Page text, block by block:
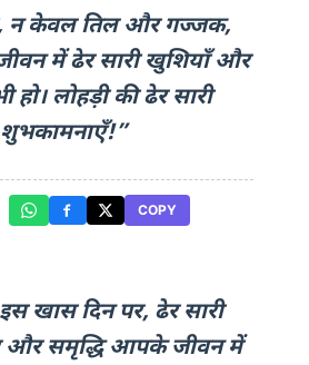
न केवल तिल और गज्जक,
में ढेर सारी खुशियाँ और
लोहड़ी की ढेर सारी
शुभकामनाएँ!”
COPY
खास दिन पर, ढेर सारी
और समृद्धि आपके जीवन में